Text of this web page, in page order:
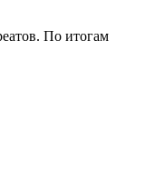
По итогам